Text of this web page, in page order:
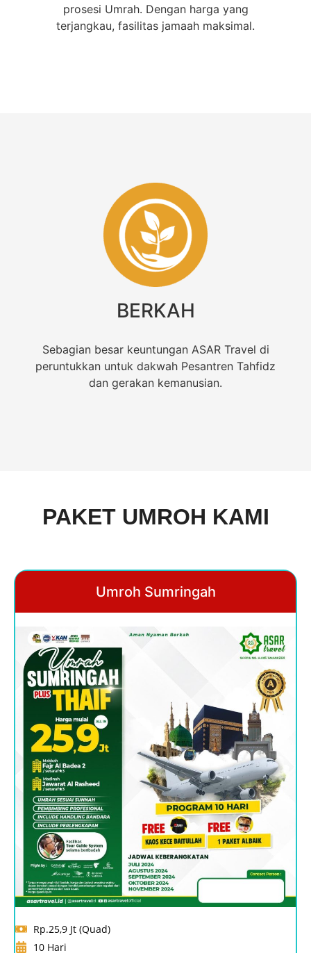
prosesi Umrah. Dengan harga yang
terjangkau, fasilitas jamaah maksimal.
BERKAH
Sebagian besar keuntungan ASAR Travel di
peruntukkan untuk dakwah Pesantren Tahfidz
dan gerakan kemanusian.
PAKET UMROH KAMI
Umroh Sumringah
Rp.25,9 Jt (Quad)
10 Hari